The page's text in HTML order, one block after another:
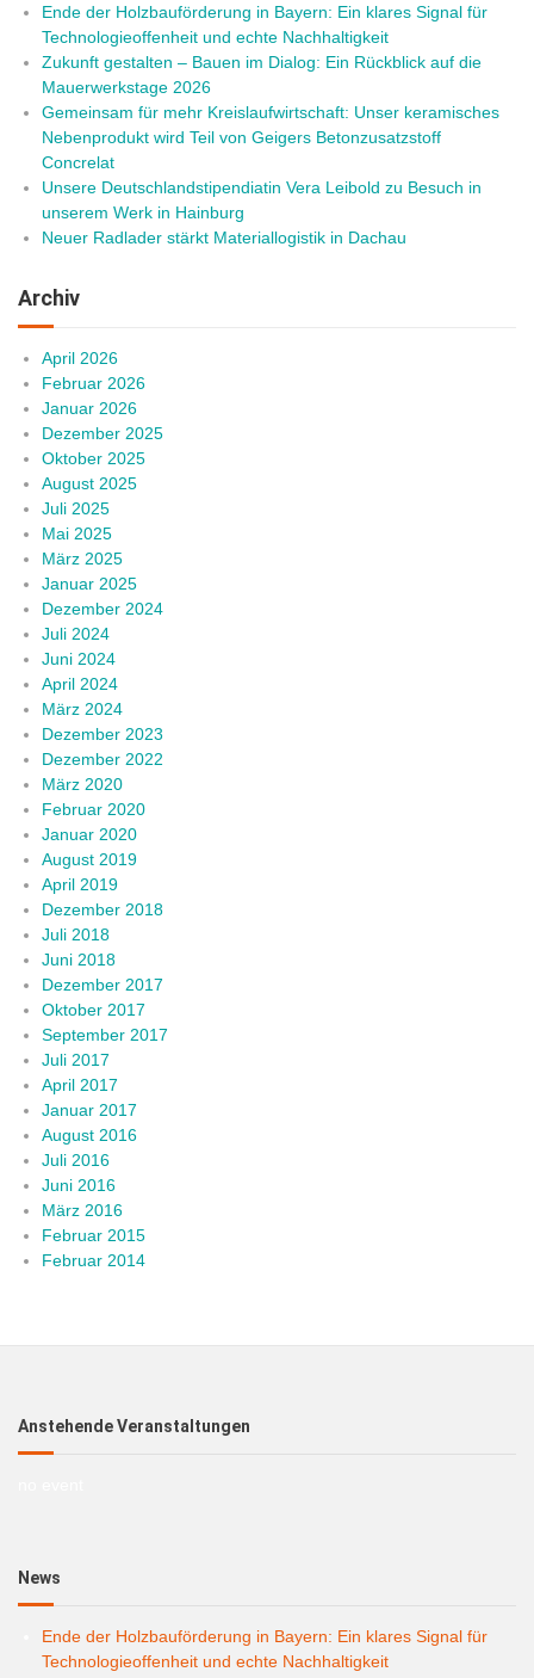
Ende der Holzbauförderung in Bayern: Ein klares Signal für
Technologieoffenheit und echte Nachhaltigkeit
Zukunft gestalten – Bauen im Dialog: Ein Rückblick auf die
Mauerwerkstage 2026
Gemeinsam für mehr Kreislaufwirtschaft: Unser keramisches
Nebenprodukt wird Teil von Geigers Betonzusatzstoff
Concrelat
Unsere Deutschlandstipendiatin Vera Leibold zu Besuch in
unserem Werk in Hainburg
Neuer Radlader stärkt Materiallogistik in Dachau
Archiv
April 2026
Februar 2026
Januar 2026
Dezember 2025
Oktober 2025
August 2025
Juli 2025
Mai 2025
März 2025
Januar 2025
Dezember 2024
Juli 2024
Juni 2024
April 2024
März 2024
Dezember 2023
Dezember 2022
März 2020
Februar 2020
Januar 2020
August 2019
April 2019
Dezember 2018
Juli 2018
Juni 2018
Dezember 2017
Oktober 2017
September 2017
Juli 2017
April 2017
Januar 2017
August 2016
Juli 2016
Juni 2016
März 2016
Februar 2015
Februar 2014
Anstehende Veranstaltungen
News
Ende der Holzbauförderung in Bayern: Ein klares Signal für
Technologieoffenheit und echte Nachhaltigkeit